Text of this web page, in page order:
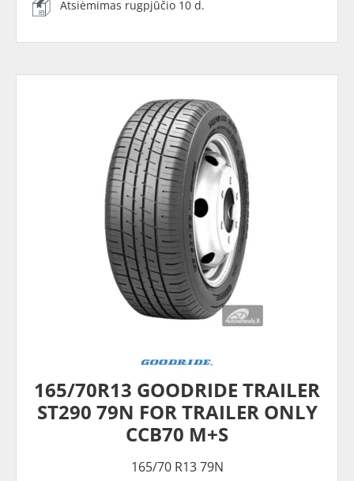
Atsiėmimas rugpjūčio 10 d.
165/70R13 GOODRIDE TRAILER
ST290 79N FOR TRAILER ONLY
CCB70 M+S
165/70 R13 79N